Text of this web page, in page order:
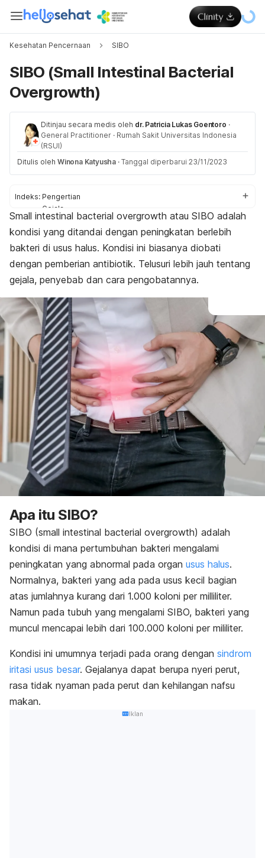
Kesehatan Pencernaan SIBO
SIBO (Small Intestinal Bacterial
Overgrowth)
Ditinjau secara medis oleh dr. Patricia Lukas Goentoro ·
General Practitioner · Rumah Sakit Universitas Indonesia
(RSUI)
Ditulis oleh Winona Katyusha · Tanggal diperbarui 23/11/2023
Indeks: Pengertian
Gejala
Penyebab
Faktor risiko
Diagnosis
Small intestinal bacterial overgrowth atau SIBO adalah
kondisi yang ditandai dengan peningkatan berlebih
bakteri di usus halus. Kondisi ini biasanya diobati
dengan pemberian antibiotik. Telusuri lebih jauh tentang
gejala, penyebab dan cara pengobatannya.
Apa itu SIBO?
SIBO (small intestinal bacterial overgrowth) adalah
kondisi di mana pertumbuhan bakteri mengalami
peningkatan yang abnormal pada organ usus halus.
Normalnya, bakteri yang ada pada usus kecil bagian
atas jumlahnya kurang dari 1.000 koloni per milliliter.
Namun pada tubuh yang mengalami SIBO, bakteri yang
muncul mencapai lebih dari 100.000 koloni per mililiter.
Kondisi ini umumnya terjadi pada orang dengan sindrom
iritasi usus besar. Gejalanya dapat berupa nyeri perut,
rasa tidak nyaman pada perut dan kehilangan nafsu
makan.
Iklan